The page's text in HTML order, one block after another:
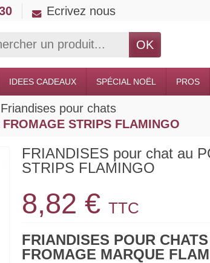
Ecrivez nous
OK
IDEES CADEAUX SPÉCIAL NOËL PROS
Friandises pour chats
STRIPS FLAMINGO
FRIANDISES pour chat au
STRIPS FLAMINGO
8,82 €TTC
FRIANDISES POUR
FROMAGE MARQUE